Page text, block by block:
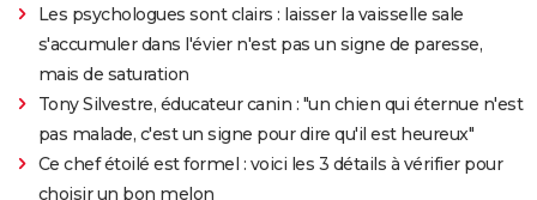
Les psychologues sont clairs : laisser la vaisselle sale
s'accumuler dans l'évier n'est pas un signe de paresse,
mais de saturation
Tony Silvestre, éducateur canin : "un chien qui éternue n'est
pas malade, c'est un signe pour dire qu'il est heureux"
Ce chef étoilé est formel : voici les 3 détails à vérifier pour
choisir un bon melon